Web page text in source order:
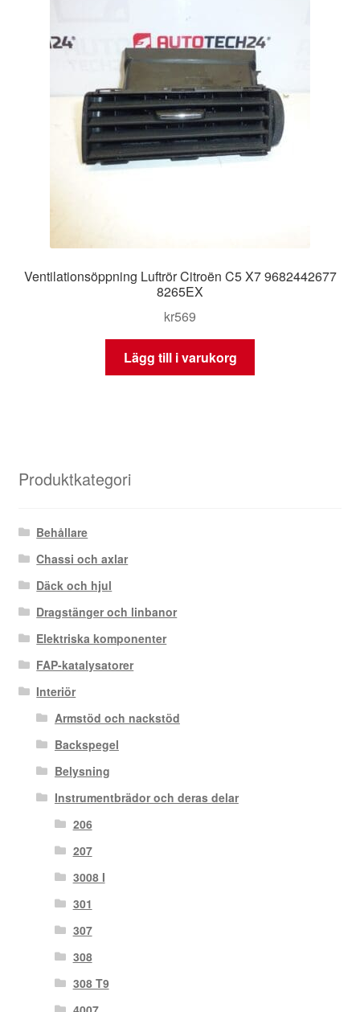
Ventilationsöppning Luftrör Citroën C5 X7 9682442677
8265EX
kr569
Lägg till i varukorg
Produktkategori
Behållare
Chassi och axlar
Däck och hjul
Dragstänger och linbanor
Elektriska komponenter
FAP-katalysatorer
Interiör
Armstöd och nackstöd
Backspegel
Belysning
Instrumentbrädor och deras delar
206
207
3008 I
301
307
308
308 T9